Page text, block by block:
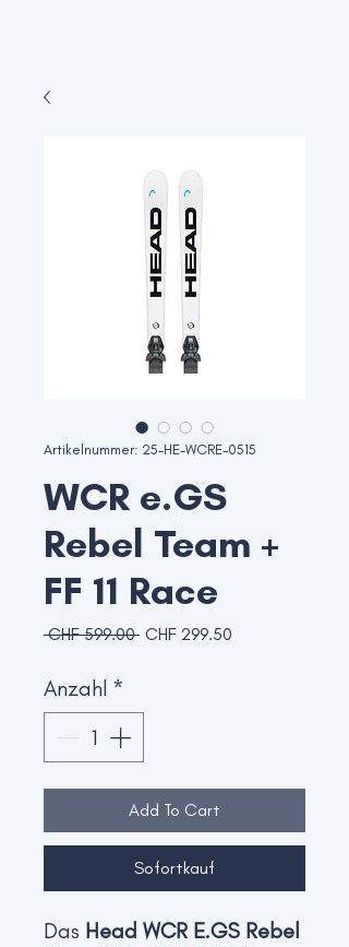
Artikelnummer: 25-HE-WCRE-0515
WCR e.GS
Rebel Team +
FF 11 Race
CHF 599.00 Standardpreis
CHF 299.50
Anzahl *
Add To Cart
Sofortkauf
Das Head WCR E.GS Rebel